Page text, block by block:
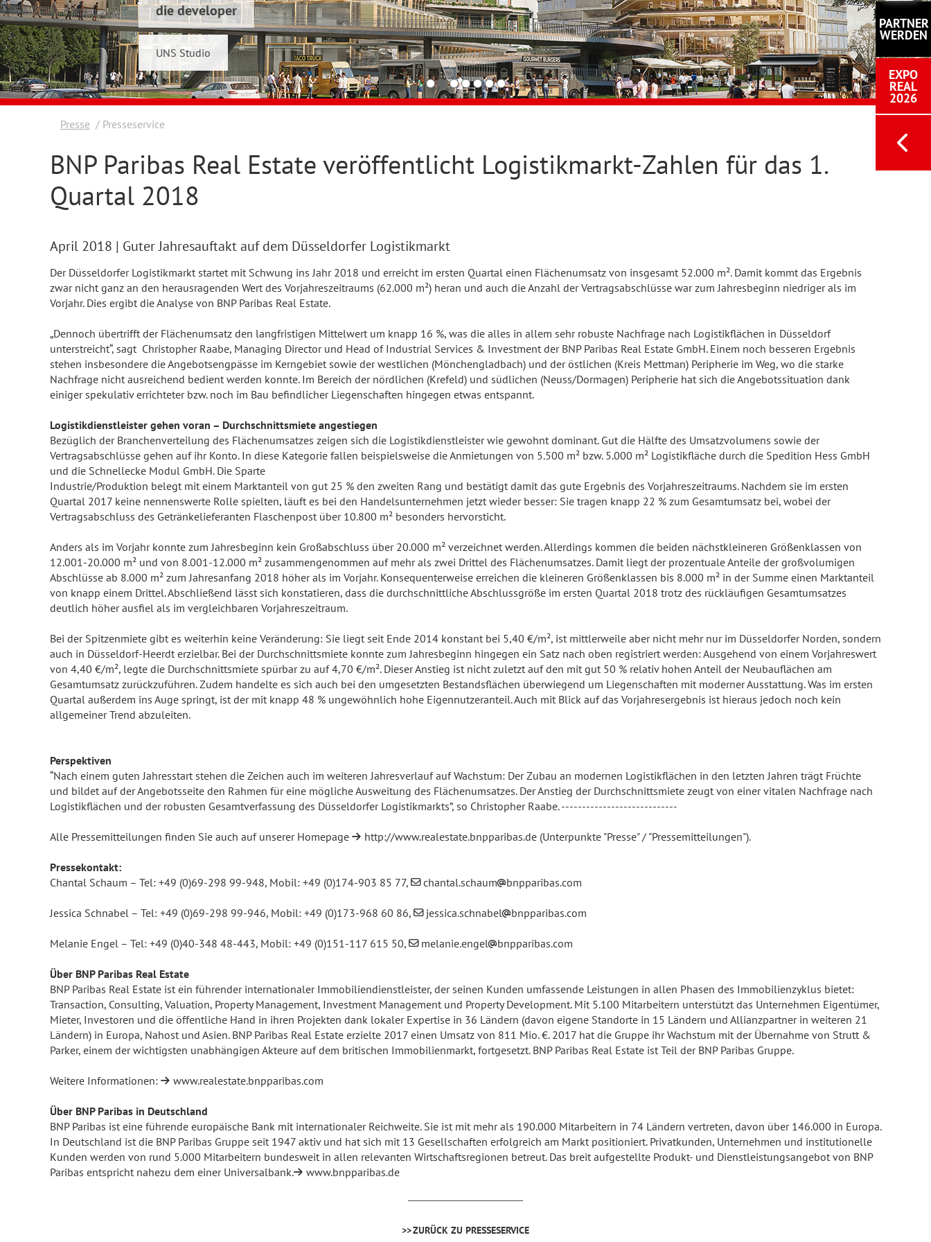
PARTNER
WERDEN
EXPO
REAL
2026
die developer
UNS Studio
Schwelmer7 GmbH
Konrad & Wennemar
Presse Presseservice
BNP Paribas Real Estate veröffentlicht Logistikmarkt-Zahlen für das 1.
Quartal 2018
April 2018 | Guter Jahresauftakt auf dem Düsseldorfer Logistikmarkt
Der Düsseldorfer Logistikmarkt startet mit Schwung ins Jahr 2018 und erreicht im ersten Quartal einen Flächenumsatz von insgesamt 52.000 m². Damit kommt das Ergebnis
zwar nicht ganz an den herausragenden Wert des Vorjahreszeitraums (62.000 m²) heran und auch die Anzahl der Vertragsabschlüsse war zum Jahresbeginn niedriger als im
Vorjahr. Dies ergibt die Analyse von BNP Paribas Real Estate.
„Dennoch übertrifft der Flächenumsatz den langfristigen Mittelwert um knapp 16 %, was die alles in allem sehr robuste Nachfrage nach Logistikflächen in Düsseldorf
unterstreicht“, sagt Christopher Raabe, Managing Director und Head of Industrial Services & Investment der BNP Paribas Real Estate GmbH. Einem noch besseren Ergebnis
stehen insbesondere die Angebotsengpässe im Kerngebiet sowie der westlichen (Mönchengladbach) und der östlichen (Kreis Mettman) Peripherie im Weg, wo die starke
Nachfrage nicht ausreichend bedient werden konnte. Im Bereich der nördlichen (Krefeld) und südlichen (Neuss/Dormagen) Peripherie hat sich die Angebotssituation dank
einiger spekulativ errichteter bzw. noch im Bau befindlicher Liegenschaften hingegen etwas entspannt.
Logistikdienstleister gehen voran – Durchschnittsmiete angestiegen
Bezüglich der Branchenverteilung des Flächenumsatzes zeigen sich die Logistikdienstleister wie gewohnt dominant. Gut die Hälfte des Umsatzvolumens sowie der
Vertragsabschlüsse gehen auf ihr Konto. In diese Kategorie fallen beispielsweise die Anmietungen von 5.500 m² bzw. 5.000 m² Logistikfläche durch die Spedition Hess GmbH
und die Schnellecke Modul GmbH. Die Sparte
Industrie/Produktion belegt mit einem Marktanteil von gut 25 % den zweiten Rang und bestätigt damit das gute Ergebnis des Vorjahreszeitraums. Nachdem sie im ersten
Quartal 2017 keine nennenswerte Rolle spielten, läuft es bei den Handelsunternehmen jetzt wieder besser: Sie tragen knapp 22 % zum Gesamtumsatz bei, wobei der
Vertragsabschluss des Getränkelieferanten Flaschenpost über 10.800 m² besonders hervorsticht.
Anders als im Vorjahr konnte zum Jahresbeginn kein Großabschluss über 20.000 m² verzeichnet werden. Allerdings kommen die beiden nächstkleineren Größenklassen von
12.001-20.000 m² und von 8.001-12.000 m² zusammengenommen auf mehr als zwei Drittel des Flächenumsatzes. Damit liegt der prozentuale Anteile der großvolumigen
Abschlüsse ab 8.000 m² zum Jahresanfang 2018 höher als im Vorjahr. Konsequenterweise erreichen die kleineren Größenklassen bis 8.000 m² in der Summe einen Marktanteil
von knapp einem Drittel. Abschließend lässt sich konstatieren, dass die durchschnittliche Abschlussgröße im ersten Quartal 2018 trotz des rückläufigen Gesamtumsatzes
deutlich höher ausfiel als im vergleichbaren Vorjahreszeitraum.
Bei der Spitzenmiete gibt es weiterhin keine Veränderung: Sie liegt seit Ende 2014 konstant bei 5,40 €/m², ist mittlerweile aber nicht mehr nur im Düsseldorfer Norden, sondern
auch in Düsseldorf-Heerdt erzielbar. Bei der Durchschnittsmiete konnte zum Jahresbeginn hingegen ein Satz nach oben registriert werden: Ausgehend von einem Vorjahreswert
von 4,40 €/m², legte die Durchschnittsmiete spürbar zu auf 4,70 €/m². Dieser Anstieg ist nicht zuletzt auf den mit gut 50 % relativ hohen Anteil der Neubauflächen am
Gesamtumsatz zurückzuführen. Zudem handelte es sich auch bei den umgesetzten Bestandsflächen überwiegend um Liegenschaften mit moderner Ausstattung. Was im ersten
Quartal außerdem ins Auge springt, ist der mit knapp 48 % ungewöhnlich hohe Eigennutzeranteil. Auch mit Blick auf das Vorjahresergebnis ist hieraus jedoch noch kein
allgemeiner Trend abzuleiten.
Perspektiven
“Nach einem guten Jahresstart stehen die Zeichen auch im weiteren Jahresverlauf auf Wachstum: Der Zubau an modernen Logistikflächen in den letzten Jahren trägt Früchte
und bildet auf der Angebotsseite den Rahmen für eine mögliche Ausweitung des Flächenumsatzes. Der Anstieg der Durchschnittsmiete zeugt von einer vitalen Nachfrage nach
Logistikflächen und der robusten Gesamtverfassung des Düsseldorfer Logistikmarkts”, so Christopher Raabe. ----------------------------
Alle Pressemitteilungen finden Sie auch auf unserer Homepage http://www.realestate.bnpparibas.de (Unterpunkte "Presse" / "Pressemitteilungen").
Pressekontakt:
Chantal Schaum – Tel: +49 (0)69-298 99-948, Mobil: +49 (0)174-903 85 77,
chantal.schaum bnpparibas.com
Jessica Schnabel – Tel: +49 (0)69-298 99-946, Mobil: +49 (0)173-968 60 86, jessica.schnabel bnpparibas.com
Melanie Engel – Tel: +49 (0)40-348 48-443, Mobil: +49 (0)151-117 615 50, melanie.engel bnpparibas.com
Über BNP Paribas Real Estate
BNP Paribas Real Estate ist ein führender internationaler Immobiliendienstleister, der seinen Kunden umfassende Leistungen in allen Phasen des Immobilienzyklus bietet:
Transaction, Consulting, Valuation, Property Management, Investment Management und Property Development. Mit 5.100 Mitarbeitern unterstützt das Unternehmen Eigentümer,
Mieter, Investoren und die öffentliche Hand in ihren Projekten dank lokaler Expertise in 36 Ländern (davon eigene Standorte in 15 Ländern und Allianzpartner in weiteren 21
Ländern) in Europa, Nahost und Asien. BNP Paribas Real Estate erzielte 2017 einen Umsatz von 811 Mio. €. 2017 hat die Gruppe ihr Wachstum mit der Übernahme von Strutt &
Parker, einem der wichtigsten unabhängigen Akteure auf dem britischen Immobilienmarkt, fortgesetzt. BNP Paribas Real Estate ist Teil der BNP Paribas Gruppe.
Weitere Informationen: www.realestate.bnpparibas.com
Über BNP Paribas in Deutschland
BNP Paribas ist eine führende europäische Bank mit internationaler Reichweite. Sie ist mit mehr als 190.000 Mitarbeitern in 74 Ländern vertreten, davon über 146.000 in Europa.
In Deutschland ist die BNP Paribas Gruppe seit 1947 aktiv und hat sich mit 13 Gesellschaften erfolgreich am Markt positioniert. Privatkunden, Unternehmen und institutionelle
Kunden werden von rund 5.000 Mitarbeitern bundesweit in allen relevanten Wirtschaftsregionen betreut. Das breit aufgestellte Produkt- und Dienstleistungsangebot von BNP
Paribas entspricht nahezu dem einer Universalbank.
www.bnpparibas.de
ZURÜCK ZU PRESSESERVICE